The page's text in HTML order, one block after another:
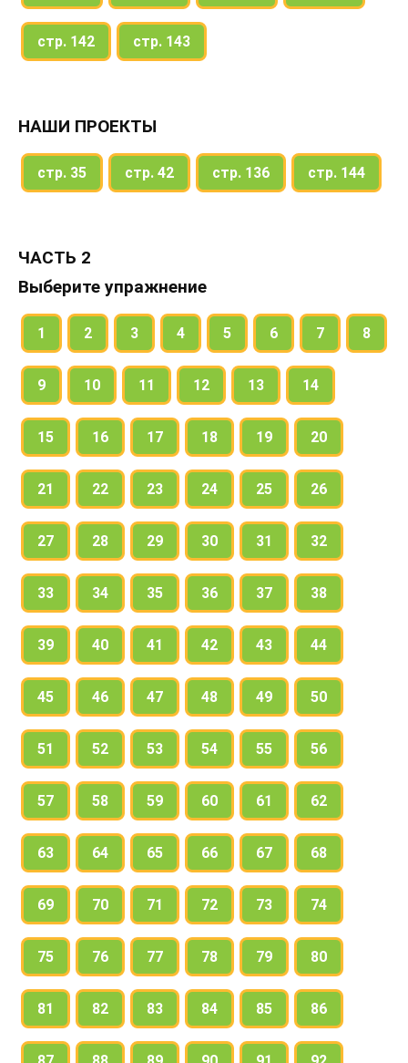
стр. 142 стр. 143
НАШИ ПРОЕКТЫ
стр. 35 стр. 42 стр. 136 стр. 144
ЧАСТЬ 2
Выберите упражнение
1 2 3 4 5 6 7 8
9 10 11 12 13 14
15 16 17 18 19 20
21 22 23 24 25 26
27 28 29 30 31 32
33 34 35 36 37 38
39 40 41 42 43 44
45 46 47 48 49 50
51 52 53 54 55 56
57 58 59 60 61 62
63 64 65 66 67 68
69 70 71 72 73 74
75 76 77 78 79 80
81 82 83 84 85 86